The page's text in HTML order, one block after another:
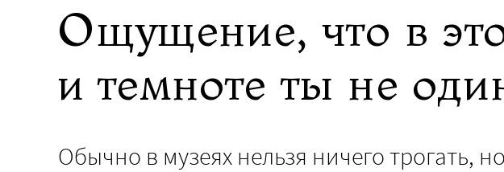
Ощущение, что в
и темноте ты не
Обычно в музеях нельзя ничего трогать,